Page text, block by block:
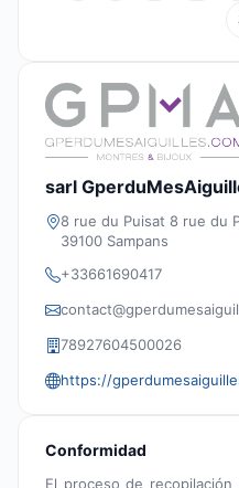
sarl
8 rue du Puisat 8 rue du
39100 Sampans
+33661690417
78927604500026
https://
Conformidad
El proceso de